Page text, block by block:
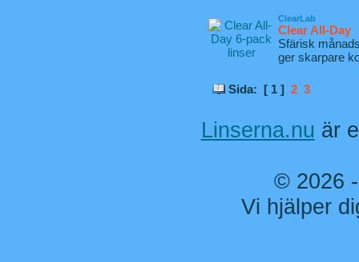
ClearLab
Clear All-Day
Sfärisk
ger skarpare
Sida: [ 1 ] 2 3
Linserna.nu är
© 2026
Vi hjälper